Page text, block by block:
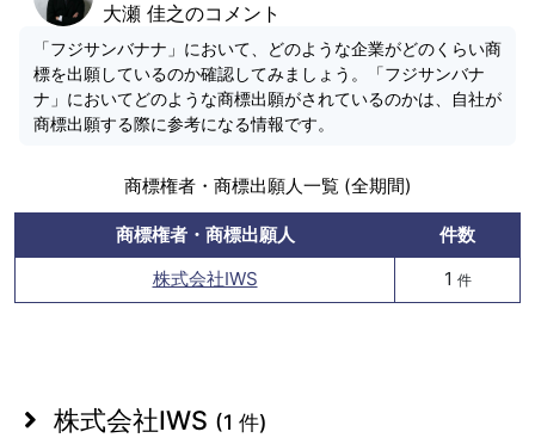
大瀬 佳之のコメント
「フジサンバナナ」において、どのような企業がどのくらい商
標を出願しているのか確認してみましょう。「フジサンバナ
ナ」においてどのような商標出願がされているのかは、自社が
商標出願する際に参考になる情報です。
商標権者・商標出願人一覧 (全期間)
商標権者・商標出願人
件数
株式会社IWS
1 件
株式会社IWS (1 件)